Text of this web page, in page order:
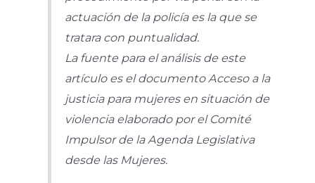
actuación de la policía es la que se
tratara con puntualidad.
La fuente para el análisis de este
artículo es el documento Acceso a la
justicia para mujeres en situación de
violencia elaborado por el Comité
Impulsor de la Agenda Legislativa
desde las Mujeres.